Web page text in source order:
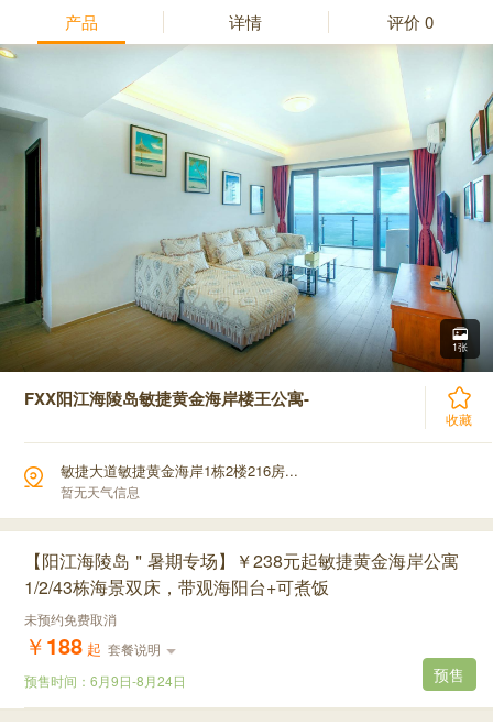
产品 详情 评价0
1张
FXX阳江海陵岛敏捷黄金海岸楼王公寓-
收藏
敏捷大道敏捷黄金海岸1栋2楼216房...
暂无天气信息
【阳江海陵岛＂暑期专场】￥238元起敏捷黄金海岸公寓
1/2/43栋海景双床，带观海阳台+可煮饭
未预约免费取消
￥188 起 套餐说明
预售时间：6月9日-8月24日 预售